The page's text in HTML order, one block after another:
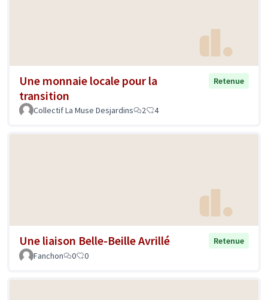
Une monnaie locale pour la
transition
Retenue
Collectif La Muse Desjardins 2 4
Une liaison Belle-Beille Avrillé
Retenue
Fanchon
0 0